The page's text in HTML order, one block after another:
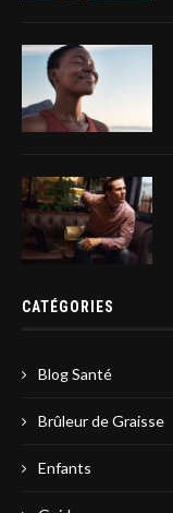
CATÉGORIES
Blog Santé
Brûleur de Graisse
Enfants